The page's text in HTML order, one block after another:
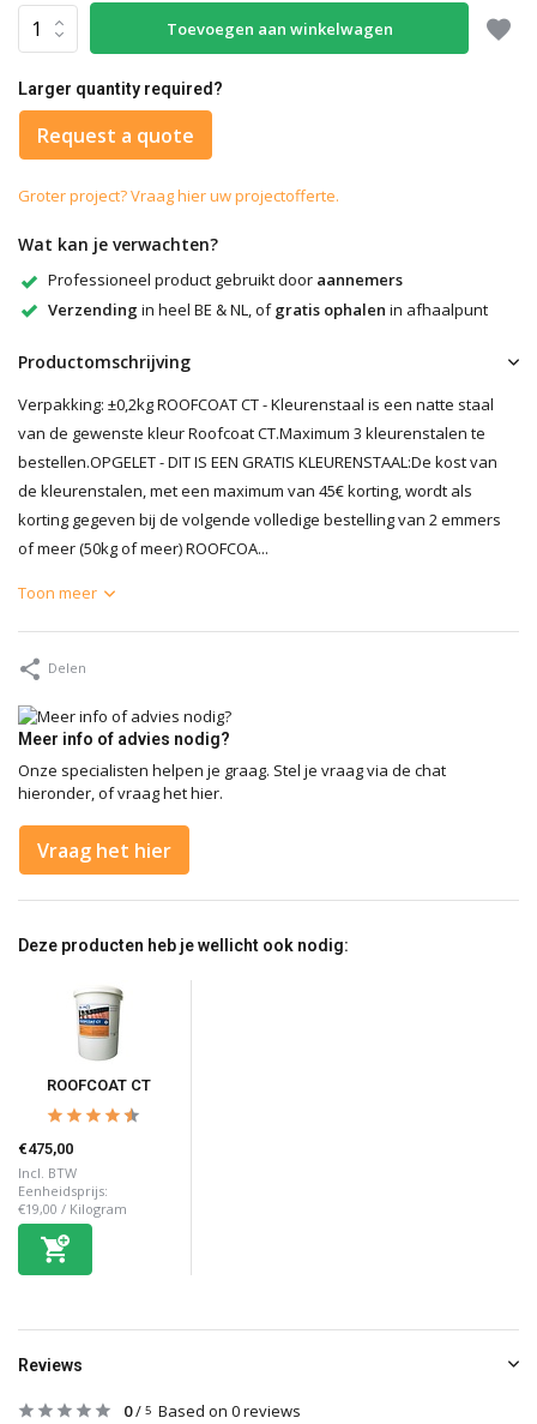
Toevoegen aan winkelwagen
Larger quantity required?
Request a quote
Groter project? Vraag hier uw projectofferte.
Wat kan je verwachten?
Professioneel product gebruikt door aannemers
Verzending in heel BE & NL, ofgratis ophalen in afhaalpunt
Productomschrijving
Verpakking: ±0,2kg ROOFCOAT CT - Kleurenstaal is een natte staal
van de gewenste kleur Roofcoat CT.Maximum 3 kleurenstalen te
bestellen.OPGELET - DIT IS EEN GRATIS KLEURENSTAAL:De kost van
de kleurenstalen, met een maximum van 45€ korting, wordt als
korting gegeven bij de volgende volledige bestelling van 2 emmers
of meer (50kg of meer) ROOFCOA...
Toon meer
Delen
Meer info of advies nodig?
Onze specialisten helpen je graag. Stel je vraag via de chat
hieronder, of vraag het hier.
Vraag het hier
Deze producten heb je wellicht ook nodig:
ROOFCOAT CT
€475,00
Incl. BTW
Eenheidsprijs:
€19,00 / Kilogram
Reviews
0/ 5 Based on 0 reviews